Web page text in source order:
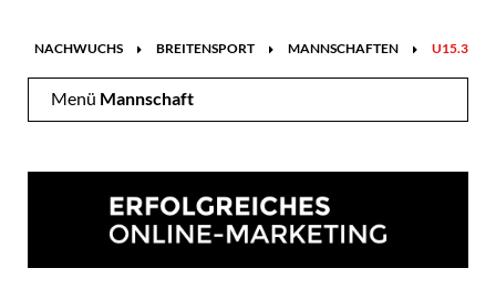
NACHWUCHS BREITENSPORT MANNSCHAFTEN U15.3
Menü Mannschaft